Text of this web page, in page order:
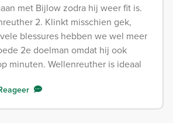
met Bijlow zodra hij weer fit is.
2. Klinkt misschien gek,
blessures hebben we wel meer
2e doelman omdat hij ook
minuten. Wellenreuther is ideaal